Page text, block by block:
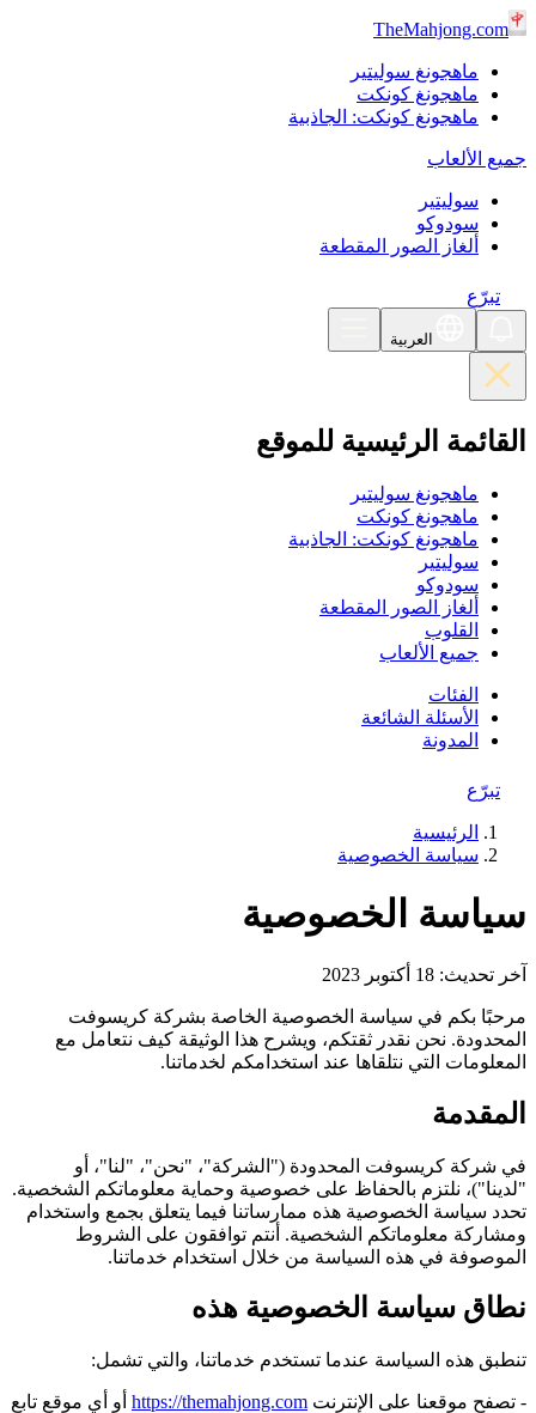
TheMahjong.com
ماهجونغ سوليتير
ماهجونغ كونكت
ماهجونغ كونكت: الجاذبية
جميع الألعاب
سوليتير
سودوكو
ألغاز الصور المقطعة
تبرّع
العربية
القائمة الرئيسية للموقع
ماهجونغ سوليتير
ماهجونغ كونكت
ماهجونغ كونكت: الجاذبية
سوليتير
سودوكو
ألغاز الصور المقطعة
القلوب
جميع الألعاب
الفئات
الأسئلة الشائعة
المدونة
تبرّع
الرئيسية
سياسة الخصوصية
سياسة الخصوصية
آخر تحديث: 18 أكتوبر 2023
مرحبًا بكم في سياسة الخصوصية الخاصة بشركة كريسوفت
المحدودة. نحن نقدر ثقتكم، ويشرح هذا الوثيقة كيف نتعامل مع
المعلومات التي نتلقاها عند استخدامكم لخدماتنا.
المقدمة
في شركة كريسوفت المحدودة ("الشركة"، "نحن"، "لنا"، أو
"لدينا")، نلتزم بالحفاظ على خصوصية وحماية معلوماتكم الشخصية.
تحدد سياسة الخصوصية هذه ممارساتنا فيما يتعلق بجمع واستخدام
ومشاركة معلوماتكم الشخصية. أنتم توافقون على الشروط
الموصوفة في هذه السياسة من خلال استخدام خدماتنا.
نطاق سياسة الخصوصية هذه
تنطبق هذه السياسة عندما تستخدم خدماتنا، والتي تشمل:
- تصفح موقعنا على الإنترنت https://themahjong.com أو أي موقع تابع